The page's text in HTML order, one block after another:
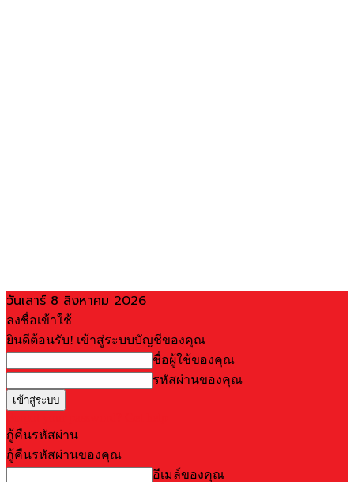
วันเสาร์ 8 สิงหาคม 2026
ลงชื่อเข้าใช้
ยินดีต้อนรับ! เข้าสู่ระบบบัญชีของคุณ
ชื่อผู้ใช้ของคุณ
รหัสผ่านของคุณ
กู้คืนรหัสผ่าน
กู้คืนรหัสผ่านของคุณ
อีเมล์ของคุณ